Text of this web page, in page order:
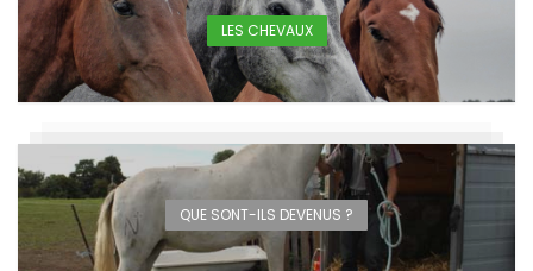
LES CHEVAUX
QUE SONT-ILS DEVENUS ?